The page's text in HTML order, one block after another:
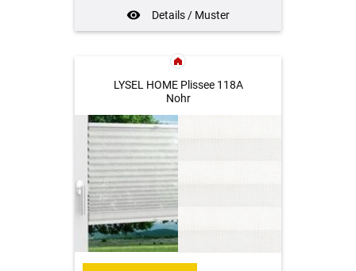
Details / Muster
LYSEL HOME Plissee 118A
Nohr